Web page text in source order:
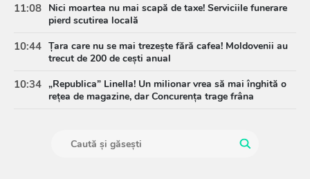
11:08 Nici moartea nu mai scapă de taxe! Serviciile funerare
pierd scutirea locală
10:44 Țara care nu se mai trezește fără cafea! Moldovenii au
trecut de 200 de cești anual
10:34 „Republica” Linella! Un milionar vrea să mai înghită o
rețea de magazine, dar Concurența trage frâna